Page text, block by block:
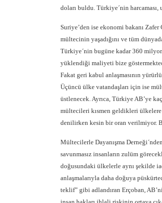
doları buldu. Türkiye´nin
Suriye’den ise ekonomi bakanı
mültecinin yaşadığını ve tüm
Türkiye´nin bugüne kadar 360
yüklendiği maliyeti bize
Fakat geri kabul anlaşmasının
Üçüncü ülke vatandaşları için ise
üstlenecek. Ayrıca, Türkiye AB’ye
mültecileri kısmen geldikleri
denilirken kesin bir oran verilmiyor.
Mültecilerle Dayanışma
savunmasız insanların zulüm
doğusundaki ülkelerle aynı şekilde
anlaşmalarıyla daha doğuya
teklif” gibi adlandıran Erçoban,